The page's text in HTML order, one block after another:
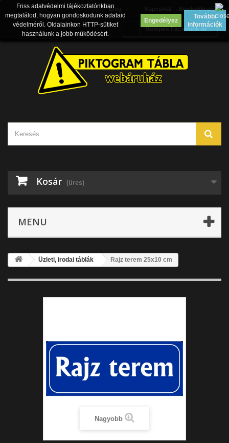
Bejelentkezés
Blog
Belépés Facebook-al
Kosár (üres)
MENU
Friss adatvédelmi tájékoztatónkban
megtalálod, hogyan gondoskodunk adataid
védelméről. Oldalainkon HTTP-sütiket
használunk a jobb működésért.
Engedélyez
További
információk
Üzleti, irodai táblák Rajz terem 25x10 cm
Nagyobb